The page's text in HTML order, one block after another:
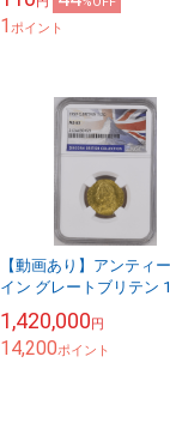
1ポイント
【動画あり】アンティ
イン グレートブリテン
NGC-MS63
1,420,000円
14,200ポイント